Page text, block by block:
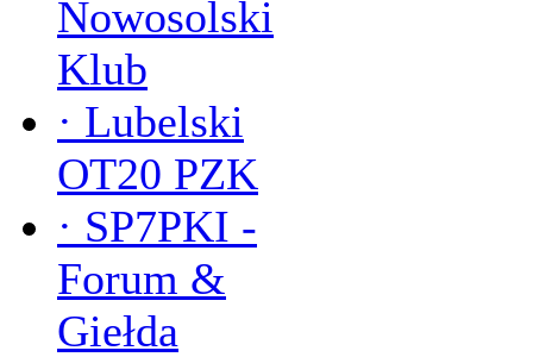
Nowosolski
Klub
· Lubelski
OT20 PZK
· SP7PKI -
Forum &
Giełda